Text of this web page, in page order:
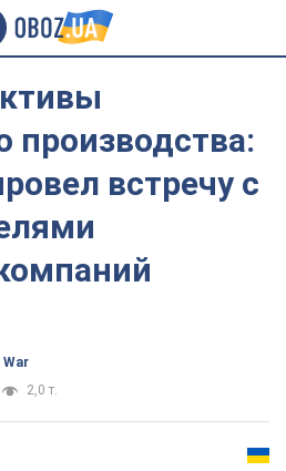
производства:
встречу с
War
2,0 т.